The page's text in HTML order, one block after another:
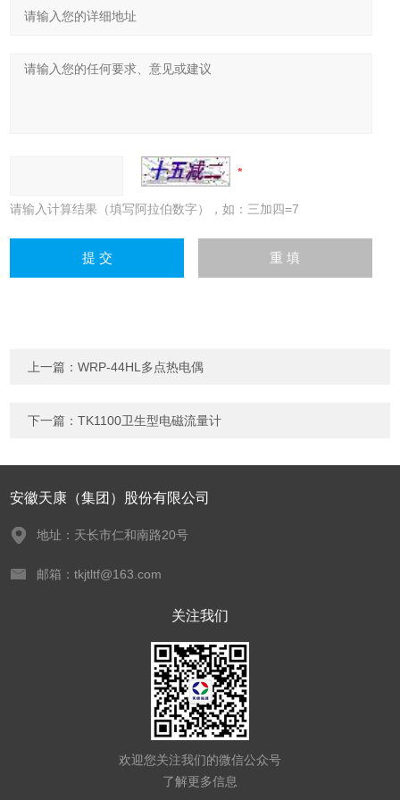
请输入计算结果（填写阿拉伯数字），如：三加四=7
上一篇：WRP-44HL多点热电偶
下一篇：TK1100卫生型电磁流量计
安徽天康（集团）股份有限公司
地址：天长市仁和南路20号
邮箱：tkjtltf@163.com
关注我们
欢迎您关注我们的微信公众号
了解更多信息